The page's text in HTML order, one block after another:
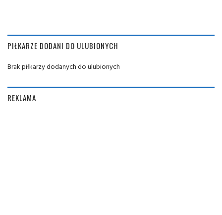
PIŁKARZE DODANI DO ULUBIONYCH
Brak piłkarzy dodanych do ulubionych
REKLAMA